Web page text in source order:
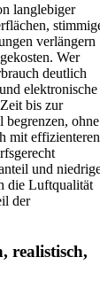
langlebiger
verlängern
Wer
deutlich
elektronische
bis zur
begrenzen, ohne
mit effizienteren
und
die Luftqualität
der
realistisch,